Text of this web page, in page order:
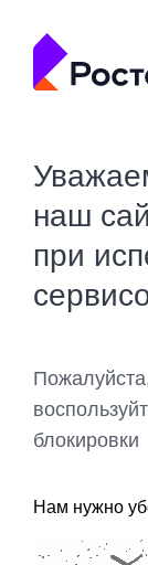
наш
при
блокировки
Нам нужно